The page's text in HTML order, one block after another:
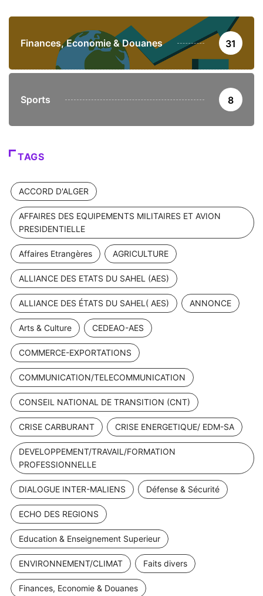
Finances, Economie & Douanes 31
Sports 8
TAGS
ACCORD D'ALGER
AFFAIRES DES EQUIPEMENTS MILITAIRES ET AVION
PRESIDENTIELLE
Affaires Etrangères AGRICULTURE
ALLIANCE DES ETATS DU SAHEL (AES)
ALLIANCE DES ÉTATS DU SAHEL( AES) ANNONCE
Arts & Culture CEDEAO-AES
COMMERCE-EXPORTATIONS
COMMUNICATION/TELECOMMUNICATION
CONSEIL NATIONAL DE TRANSITION (CNT)
CRISE CARBURANT CRISE ENERGETIQUE/ EDM-SA
DEVELOPPEMENT/TRAVAIL/FORMATION
PROFESSIONNELLE
DIALOGUE INTER-MALIENS Défense & Sécurité
ECHO DES REGIONS
Education & Enseignement Superieur
ENVIRONNEMENT/CLIMAT Faits divers
Finances, Economie & Douanes